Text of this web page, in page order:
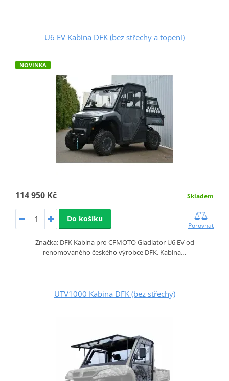
U6 EV Kabina DFK (bez střechy a topení)
NOVINKA
114 950 Kč Skladem
Do košíku
Porovnat
Značka: DFK Kabina pro CFMOTO Gladiator U6 EV od
renomovaného českého výrobce DFK. Kabina…
UTV1000 Kabina DFK (bez střechy)